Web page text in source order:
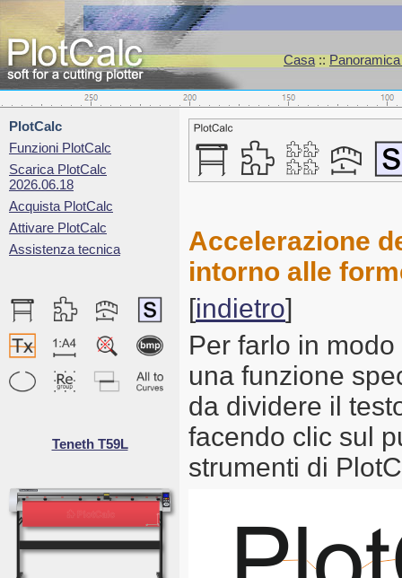
Casa::
PlotCalc
Funzioni PlotCalc
Scarica PlotCalc
2026.06.18
Acquista PlotCalc
Attivare PlotCalc
Assistenza tecnica
Teneth T59L
Accelerazione
intorno alle
[indietro]
Per farlo in
una funzione
da dividere il
facendo clic sul
strumenti di